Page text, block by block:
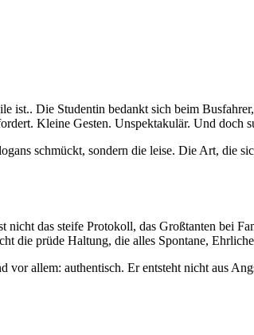
Die Studentin bedankt sich beim
Kleine Gesten. Unspektakulär. Und doch
schmückt, sondern die leise. Die Art, die
das steife Protokoll, das Großtanten bei
die prüde Haltung, die alles Spontane,
allem: authentisch. Er entsteht nicht aus